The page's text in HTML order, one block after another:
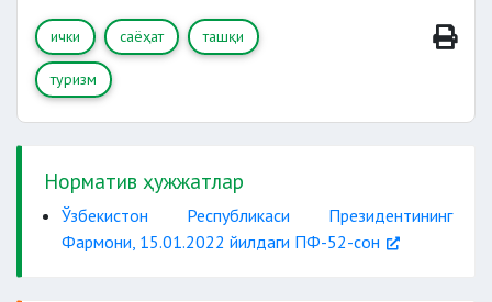
ички саёҳат ташқи
туризм
Норматив ҳужжатлар
Ўзбекистон Республикаси Президентининг
Фармони, 15.01.2022 йилдаги ПФ-52-сон